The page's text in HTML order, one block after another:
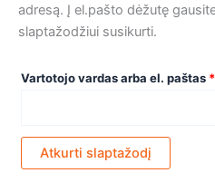
adresą. Į el.pašto dėžutę
slaptažodžiui susikurti.
Vartotojo vardas arba el. paštas *
Atkurti slaptažodį